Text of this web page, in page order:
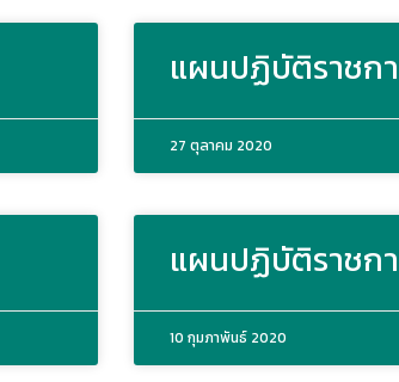
แผนปฏิบัติราชก
27 ตุลาคม 2020
แผนปฏิบัติราชก
10 กุมภาพันธ์ 2020